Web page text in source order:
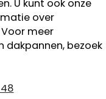
U kunt ook onze
over
Voor meer
dakpannen, bezoek